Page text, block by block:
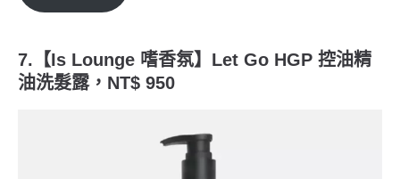
7.【Is Lounge 嗜香氛】Let Go HGP 控油精
油洗髮露，NT$ 950